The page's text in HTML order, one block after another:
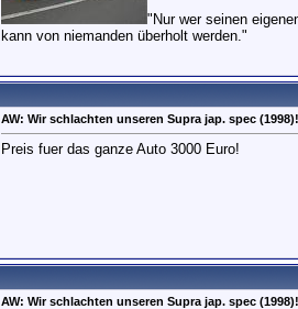
"Nur wer seinen
kann von niemanden überholt werden."
AW: Wir schlachten unseren Supra jap. spec (1998)!
Preis fuer das ganze Auto 3000 Euro!
AW: Wir schlachten unseren Supra jap. spec (1998)!